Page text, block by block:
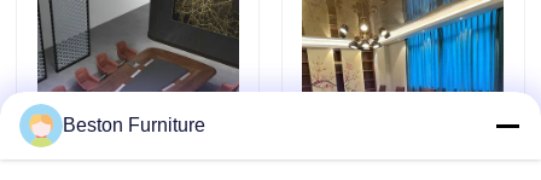
Les affaires
Le blog
Bureaux de poste de travail
Beston Furniture